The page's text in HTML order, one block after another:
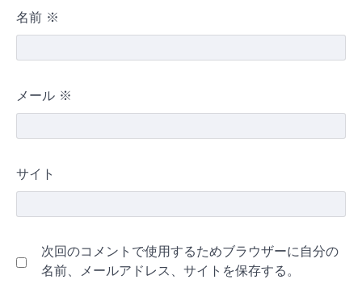
名前 ※
メール ※
サイト
次回のコメントで使用するためブラウザーに自分の
名前、メールアドレス、サイトを保存する。